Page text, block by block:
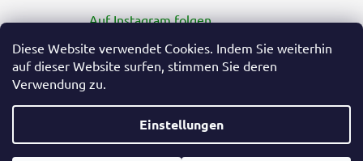
Diese Website verwendet Cookies. Indem Sie weiterhin
auf dieser Website surfen, stimmen Sie deren
Verwendung zu.
Einstellungen
Auf Instagram folgen